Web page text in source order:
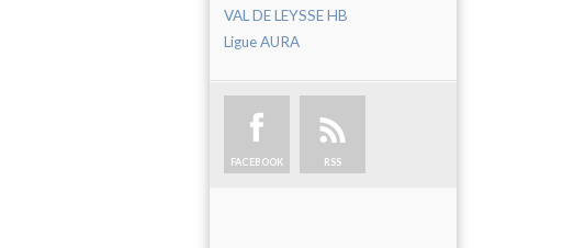
VAL DE LEYSSE HB
Ligue AURA
FACEBOOK RSS